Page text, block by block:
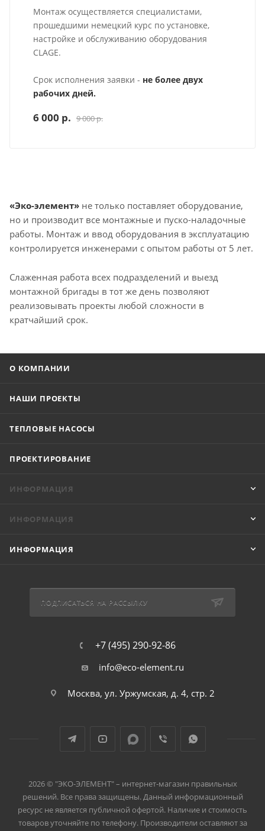
Монтаж осуществляется специалистами,
прошедшими немецкий курс по установке,
настройке и обслуживанию оборудования
CLAGE.
Срок исполнения заявки - не более двух
рабочих дней.
6 000 р. 9 000 р.
«Эко-элемент» не только поставляет оборудование,
но и производит все монтажные и пуско-наладочные
работы. Монтаж и ввод оборудования в эксплуатацию
контролируется инженерами с опытом работы от 5 лет.
Слаженная работа всех подразделений и выезд
монтажной бригады в тот же день позволяют
реализовывать проекты любой сложности в
кратчайший срок.
О КОМПАНИИ
НАШИ ПРОЕКТЫ
ТЕПЛОВЫЕ НАСОСЫ
ПРОЕКТИРОВАНИЕ
ИНФОРМАЦИЯ
ИНФОРМАЦИЯ
ИНФОРМАЦИЯ
ПОДПИСАТЬСЯ НА РАССЫЛКУ
+7 (495) 290-92-86
info@eco-element.ru
Москва, ул. Уржумская, д. 4, стр. 2
2026 © "ЭКО-ЭЛЕМЕНТ" – интернет-магазин правильных
решений. Все права защищены. Данный информационный
ресурс не является публичной офертой. Наличие и стоимость
товаров уточняйте по телефону. Производители оставляют за